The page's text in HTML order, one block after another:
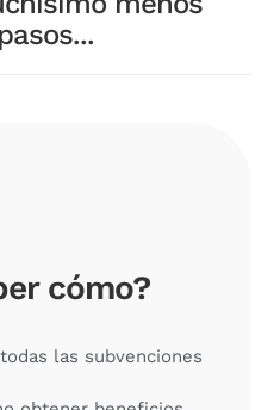
cómo?
las subvenciones